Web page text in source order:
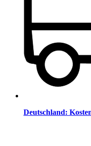
Deutschland: